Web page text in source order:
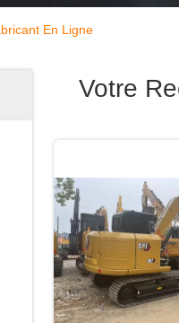
En Ligne
Votre